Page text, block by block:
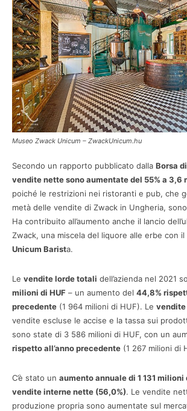
Museo Zwack Unicum – ZwackUnicum.hu
Secondo un rapporto pubblicato dalla Borsa
vendite nette sono aumentate del 55% a 3,6
poiché le restrizioni nei ristoranti e pub, che
metà delle vendite di Zwack in Ungheria,
Ha contribuito all’aumento anche il lancio
Zwack, una miscela del liquore alle erbe con
Unicum Barista.
Le vendite lorde totali dell’azienda nel 2021
milioni di HUF – un aumento del 44,8%
precedente (1 964 milioni di HUF). Le
vendite escluse le accise e la tassa sui
sono state di 3 586 milioni di HUF, con un
rispetto all’anno precedente (1 267 milioni di
C’è stato un aumento annuale di 1 131 milioni
vendite interne nette (56,0%). Le vendite
produzione propria sono aumentate sul